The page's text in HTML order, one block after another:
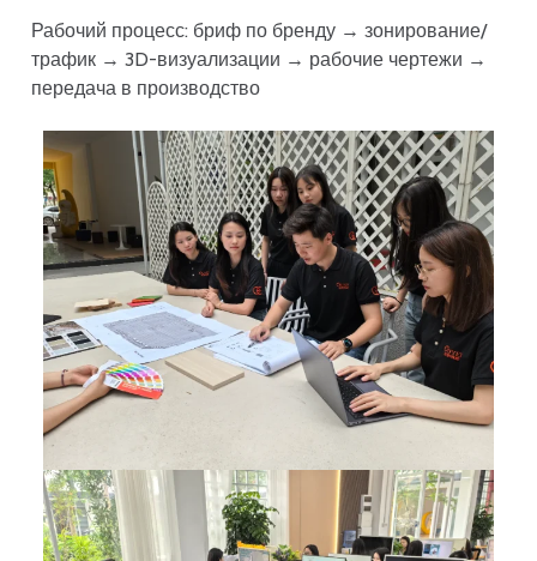
Рабочий процесс: бриф по бренду → зонирование/
трафик → 3D-визуализации → рабочие чертежи →
передача в производство